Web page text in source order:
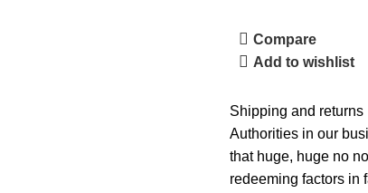
Compare
Add to wishlist
Shipping and returns
Authorities in our
that huge, huge no
redeeming factors in